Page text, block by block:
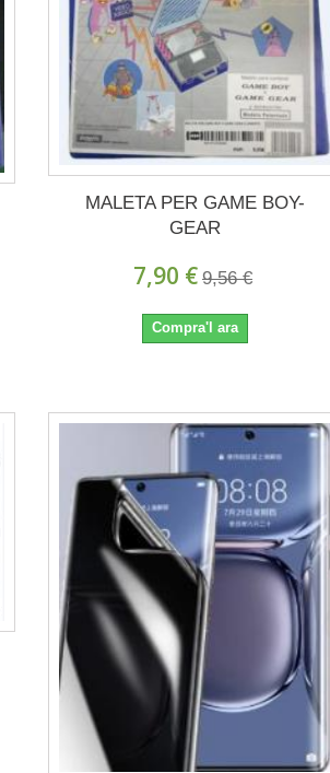
MALETA PER GAME BOY-
GEAR
7,90 € 9,56 €
Compra'l ara